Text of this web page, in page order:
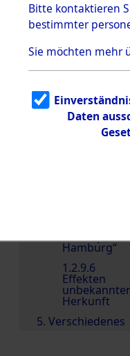
1.2.9.2
Effekten aus
dem KZ
Bayerisches
1.2.9.3
Effekten aus
dem KZ
Neuengamm
Hamburg“
1.2.9.6
Effekten
unbekannter
Herkunft
5. Verschiedenes
Bitte kontaktieren
bestimmter
Sie möchten mehr
Daten